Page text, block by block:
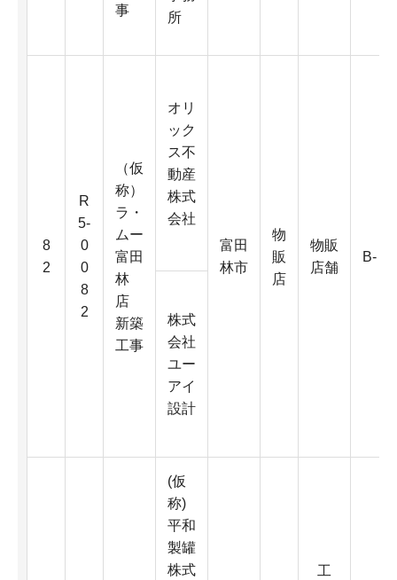
事
所
8
2
R
5-
0
0
8
2
（仮
称）
ラ・
ムー
富田
林
店
新築
工事
オリ
ック
ス不
動産
株式
会社
富田
林市
物
販
店
物販
店舗
B-
株式
会社
ユー
アイ
設計
(仮
称)
平和
製罐
株式
工